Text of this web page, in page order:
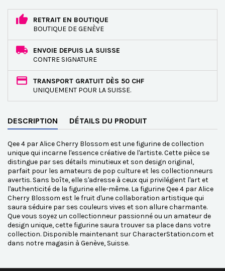
RETRAIT EN BOUTIQUE
BOUTIQUE DE GENÈVE
ENVOIE DEPUIS LA SUISSE
CONTRE SIGNATURE
TRANSPORT GRATUIT DÈS 50 CHF
UNIQUEMENT POUR LA SUISSE.
DESCRIPTION DÉTAILS DU PRODUIT
Qee 4 par Alice Cherry Blossom est une figurine de collection
unique qui incarne l'essence créative de l'artiste. Cette pièce se
distingue par ses détails minutieux et son design original,
parfait pour les amateurs de pop culture et les collectionneurs
avertis. Sans boîte, elle s'adresse à ceux qui privilégient l'art et
l'authenticité de la figurine elle-même. La figurine Qee 4 par Alice
Cherry Blossom est le fruit d'une collaboration artistique qui
saura séduire par ses couleurs vives et son allure charmante.
Que vous soyez un collectionneur passionné ou un amateur de
design unique, cette figurine saura trouver sa place dans votre
collection. Disponible maintenant sur CharacterStation.com et
dans notre magasin à Genève, Suisse.